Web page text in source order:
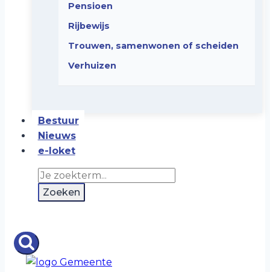
Pensioen
Rijbewijs
Trouwen, samenwonen of scheiden
Verhuizen
Bestuur
Nieuws
e-loket